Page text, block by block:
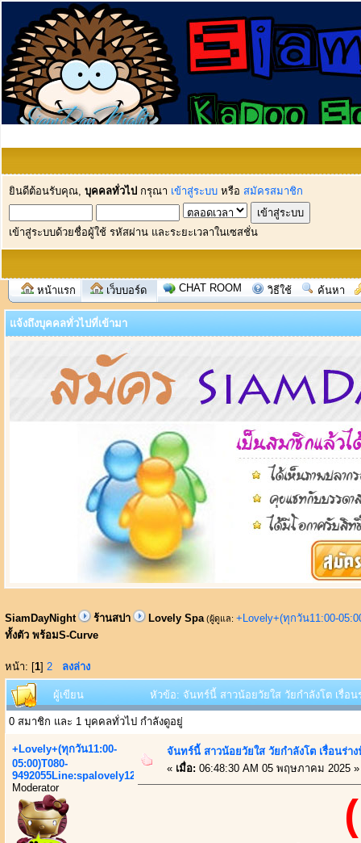
ยินดีต้อนรับคุณ, บุคคลทั่วไป กรุณา เข้าสู่ระบบ หรือ สมัครสมาชิก
เข้าสู่ระบบด้วยชื่อผู้ใช้ รหัสผ่าน และระยะเวลาในเซสชั่น
หน้าแรก เว็บบอร์ด CHAT ROOM วิธีใช้ ค้นหา
แจ้งถึงบุคคลทั่วไปที่เข้ามา
SiamDayNight ร้านสปา Lovely Spa (ผู้ดูแล: +Lovely+(ทุกวัน11:00-
ทั้งตัว พร้อมS-Curve
หน้า: [1] 2 ลงล่าง
ผู้เขียน หัวข้อ: จันทร์นี้ สาวน้อยวัยใส วัยกำลังโต เรื่อ
0 สมาชิก และ 1 บุคคลทั่วไป กำลังดูอยู่
+Lovely+(ทุกวัน11:00-
05:00)T080-
9492055Line:spalovely123
Moderator
จันทร์นี้ สาวน้อยวัยใส วัยกำลังโต เรื่อนร่า
« เมื่อ: 06:48:30 AM 05 พฤษภาคม 2025 »